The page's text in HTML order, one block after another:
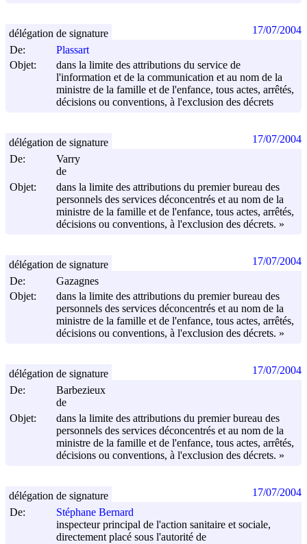
De:
Plassart
Objet:
dans la limite des attributions du service de
l'information et de la communication et au nom de la
ministre de la famille et de l'enfance, tous actes, arrêtés,
décisions ou conventions, à l'exclusion des décrets
délégation de signature 17/07/2004
De:
Varry
de
Objet:
dans la limite des attributions du premier bureau des
personnels des services déconcentrés et au nom de la
ministre de la famille et de l'enfance, tous actes, arrêtés,
décisions ou conventions, à l'exclusion des décrets. »
délégation de signature 17/07/2004
De:
Gazagnes
Objet:
dans la limite des attributions du premier bureau des
personnels des services déconcentrés et au nom de la
ministre de la famille et de l'enfance, tous actes, arrêtés,
décisions ou conventions, à l'exclusion des décrets. »
délégation de signature 17/07/2004
De:
Barbezieux
de
Objet:
dans la limite des attributions du premier bureau des
personnels des services déconcentrés et au nom de la
ministre de la famille et de l'enfance, tous actes, arrêtés,
décisions ou conventions, à l'exclusion des décrets. »
délégation de signature 17/07/2004
De:
Stéphane Bernard
inspecteur principal de l'action sanitaire et sociale,
directement placé sous l'autorité de
délégation de signature 17/07/2004